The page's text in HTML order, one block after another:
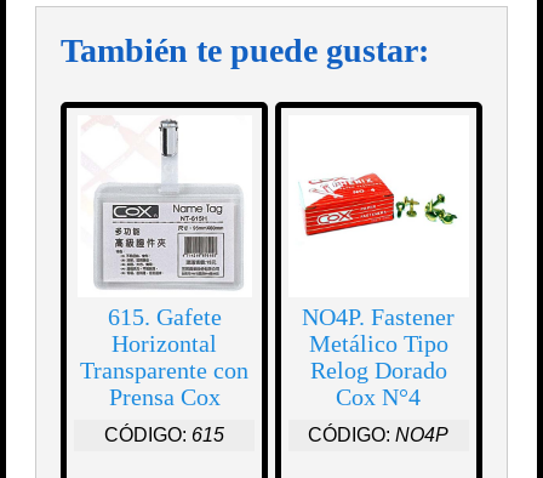
También te puede gustar:
615. Gafete
Horizontal
Transparente con
Prensa Cox
CÓDIGO: 615
NO4P. Fastener
Metálico Tipo
Relog Dorado
Cox N°4
CÓDIGO: NO4P